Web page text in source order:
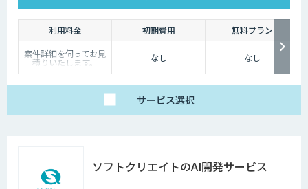
【プレミアム】
アドバンスの内容に加
え、より高度なカスタ
マイズ（高精度AI学
習・フォロー支援）に
対応するプラン。
販売サービス連携やオ
ベーシックプランは、
利用料金 初期費用
無料プラン
案件詳細を伺ってお見
積りいたします。 なし なし
サービス選択
ソフトクリエイトのAI開発サービス